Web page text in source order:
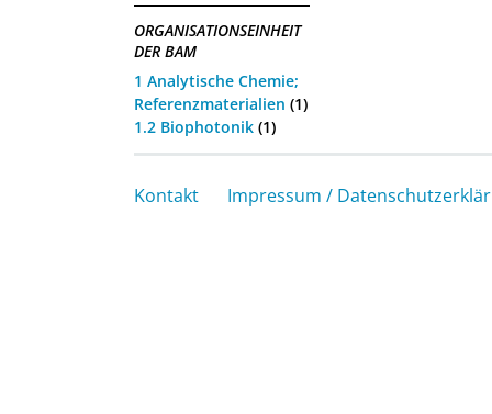
ORGANISATIONSEINHEIT
DER BAM
1 Analytische Chemie;
Referenzmaterialien (1)
1.2 Biophotonik (1)
Kontakt Impressum /